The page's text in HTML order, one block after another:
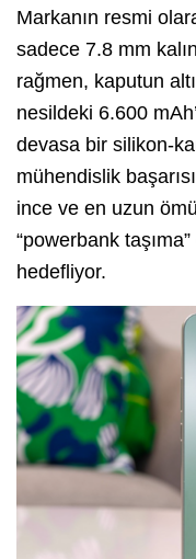
Markanın resmi
sadece 7.8 mm
rağmen, kaputun
nesildeki 6.600
devasa bir silikon-
mühendislik
ince ve en uzun
“powerbank
hedefliyor.